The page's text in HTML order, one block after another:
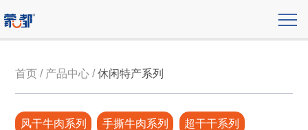
首页 / 产品中心 /休闲特产系列
风干牛肉系列 手撕牛肉系列 超干干系列